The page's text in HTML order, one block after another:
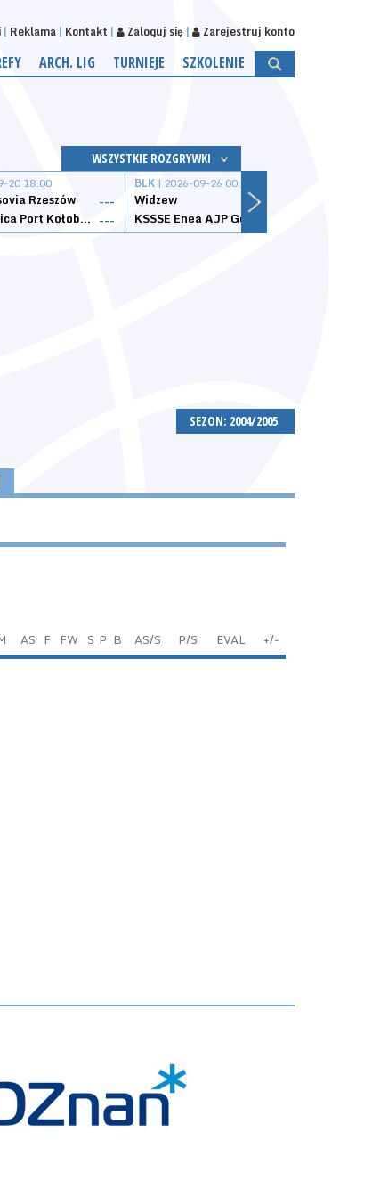
Reklama Kontakt Zaloguj się Zarejestruj konto
ARCH. LIG TURNIEJE SZKOLENIE
WSZYSTKIE ROZGRYWKI
20 18:00
Rzeszów
---
Datzzy Kotwica Port Kołobrzeg ---
BLK | 2026-09-26 00:00
Widzew
SEZON: 2004/2005
AS F FW S P B AS/S P/S EVAL +/-